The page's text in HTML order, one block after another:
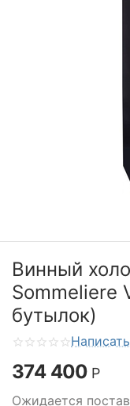
Винный
Sommeliere
бутылок)
374 400 Р
Ожидается